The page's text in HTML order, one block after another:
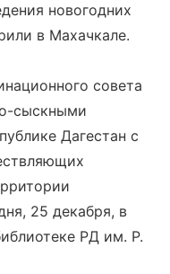
новогодних
в Махачкале.
совета
сыскными
Дагестан с
25 декабря, в
РД им. Р.